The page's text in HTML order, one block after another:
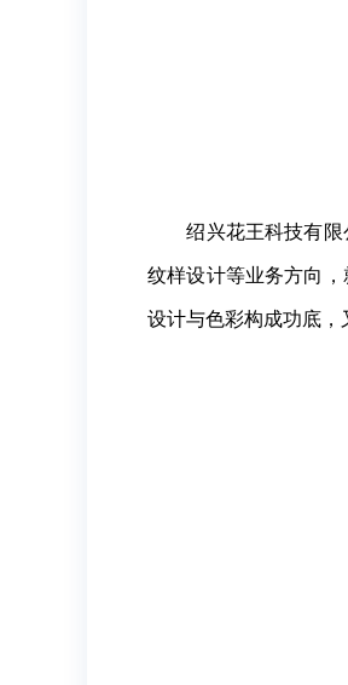
绍兴花王科技有限公
纹样设计等业务方向
设计与色彩构成功底，